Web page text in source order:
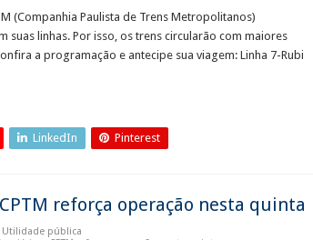
(Companhia Paulista de Trens Metropolitanos)
linhas. Por isso, os trens circularão com maiores
a programação e antecipe sua viagem: Linha 7-Rubi
LinkedIn Pinterest
reforça operação nesta quinta
Utilidade pública